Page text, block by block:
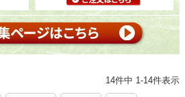
14件中 1-14件表示